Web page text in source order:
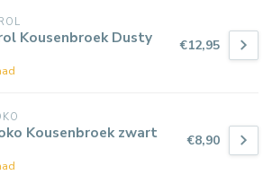
Kousenbroek Dusty €12,95
Kousenbroek zwart €8,90